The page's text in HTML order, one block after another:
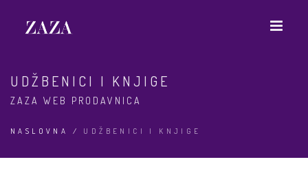
UDŽBENICI I KNJIGE
ZAZA WEB PRODAVNICA
NASLOVNA / UDŽBENICI I KNJIGE